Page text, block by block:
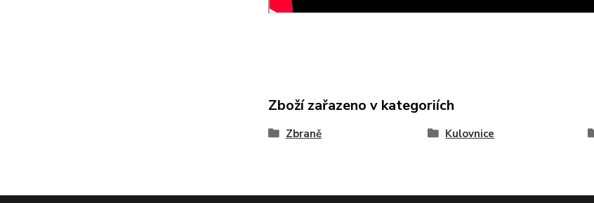
Zboží zařazeno v kategoriích
Zbraně Kulovnice